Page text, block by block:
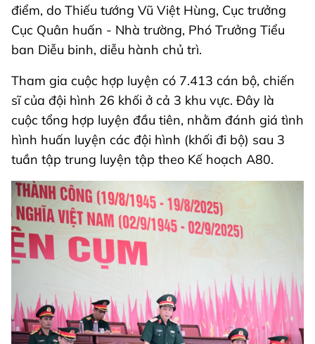
điểm, do Thiếu tướng Vũ Việt Hùng, Cục trưởng
Cục Quân huấn - Nhà trường, Phó Trưởng Tiểu
ban Diễu binh, diễu hành chủ trì.
Tham gia cuộc hợp luyện có 7.413 cán bộ, chiến
sĩ của đội hình 26 khối ở cả 3 khu vực. Đây là
cuộc tổng hợp luyện đầu tiên, nhằm đánh giá tình
hình huấn luyện các đội hình (khối đi bộ) sau 3
tuần tập trung luyện tập theo Kế hoạch A80.